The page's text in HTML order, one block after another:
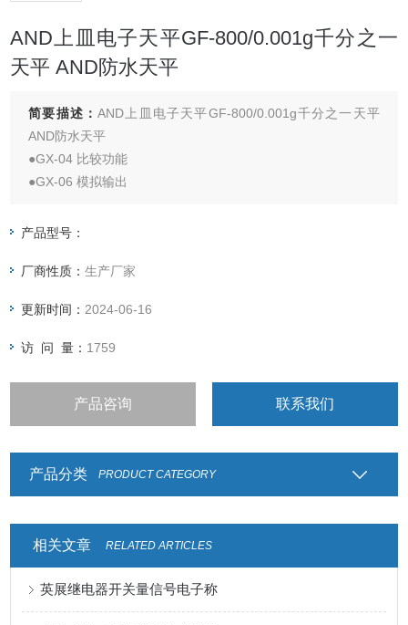
AND上皿电子天平GF-800/0.001g千分之一
天平 AND防水天平
简要描述：AND上皿电子天平GF-800/0.001g千分之一天平
AND防水天平
●GX-04 比较功能
●GX-06 模拟输出
●GX-11 玻璃防风罩（GX-2000/4000/6000/6100/8000）
产品型号：
厂商性质：生产厂家
更新时间： 2024-06-16
访 问 量： 1759
产品咨询 联系我们
产品分类 PRODUCT CATEGORY
相关文章 RELATED ARTICLES
英展继电器开关量信号电子称